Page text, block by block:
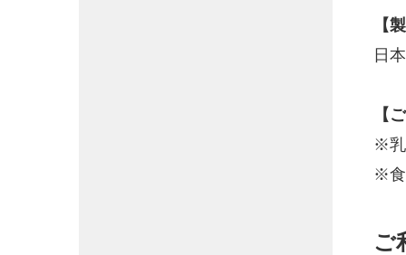
【
日本
【
※乳
※食
ご